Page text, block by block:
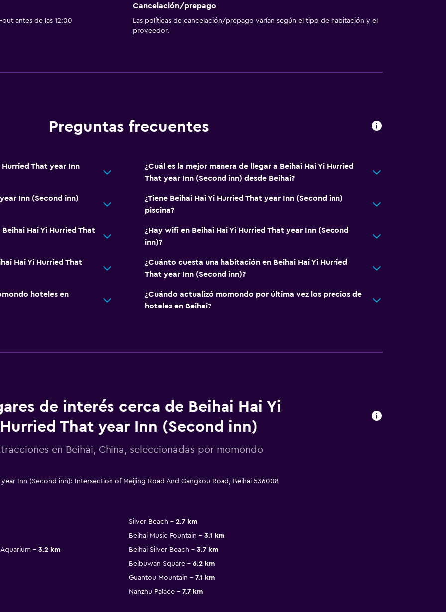
antes de las 12:00
Cancelación/prepago
Las políticas de cancelación/prepago varían según el tipo de habitación y el
proveedor.
Preguntas frecuentes
Hurried That year Inn
¿Cuál es la mejor manera de llegar a Beihai Hai Yi Hurried
That year Inn (Second inn) desde Beihai?
Inn (Second inn)
¿Tiene Beihai Hai Yi Hurried That year Inn (Second inn)
piscina?
Hai Yi Hurried That
¿Hay wifi en Beihai Hai Yi Hurried That year Inn (Second
inn)?
Hai Yi Hurried That
¿Cuánto cuesta una habitación en Beihai Hai Yi Hurried
That year Inn (Second inn)?
hoteles en
¿Cuándo actualizó momondo por última vez los precios de
hoteles en Beihai?
de interés cerca de Beihai Hai Yi
Hurried That year Inn (Second inn)
en Beihai, China, seleccionadas por momondo
Inn (Second inn): Intersection of Meijing Road And Gangkou Road, Beihai 536008
Silver Beach
2.7 km
Beihai Music Fountain
3.1 km
3.2 km Beihai Silver Beach
3.7 km
Beibuwan Square
6.2 km
Guantou Mountain
7.1 km
Nanzhu Palace 7.7 km